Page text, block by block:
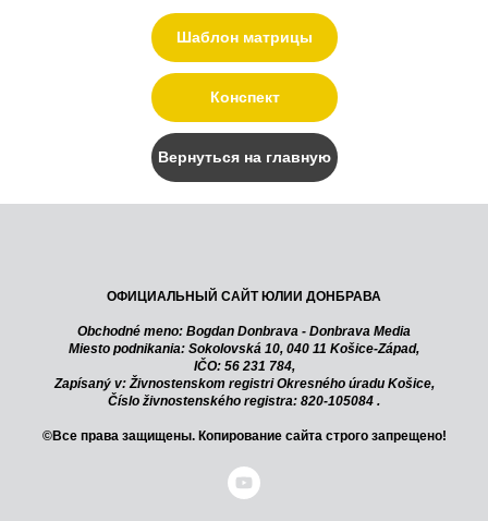
Шаблон матрицы
Конспект
Вернуться на главную
ОФИЦИАЛЬНЫЙ САЙТ ЮЛИИ ДОНБРАВА
Obchodné meno: Bogdan Donbrava - Donbrava Media
Miesto podnikania: Sokolovská 10, 040 11 Košice-Západ,
IČO: 56 231 784,
Zapísaný v: Živnostenskom registri Okresného úradu Košice,
Číslo živnostenského registra: 820-105084 .
©Все права защищены. Копирование сайта строго запрещено!